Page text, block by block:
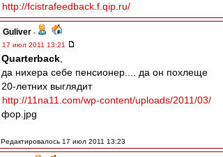
http://fcistrafeedback.f.qip.ru/
Guliver -
17 июл 2011 13:21
Quarterback
да нихера себе пенсионер.... да он похлеще
20-летних выглядит
http://11na11.com/wp-content/uploads/2011/03/
фор.jpg
Редактировалось 17 июл 2011 13:23